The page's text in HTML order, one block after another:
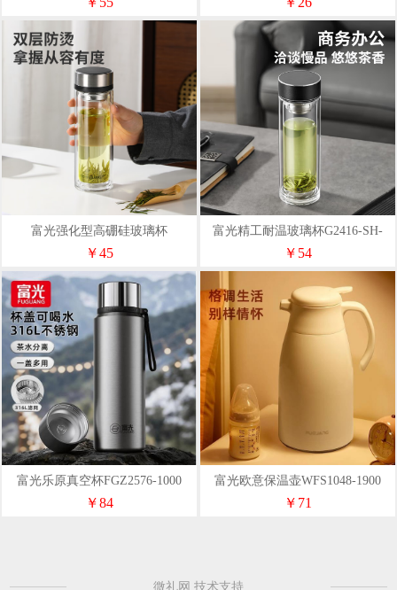
富光强化型高硼硅玻璃杯
WFB1151-400
￥45
富光精工耐温玻璃杯G2416-SH-
330
￥54
富光乐原真空杯FGZ2576-1000
￥84
富光欧意保温壶WFS1048-1900
￥71
微礼网 技术支持